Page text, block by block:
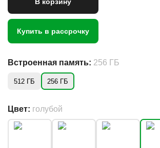
Купить в рассрочку
Встроенная память: 256 ГБ
512 ГБ 256 ГБ
Цвет: голубой